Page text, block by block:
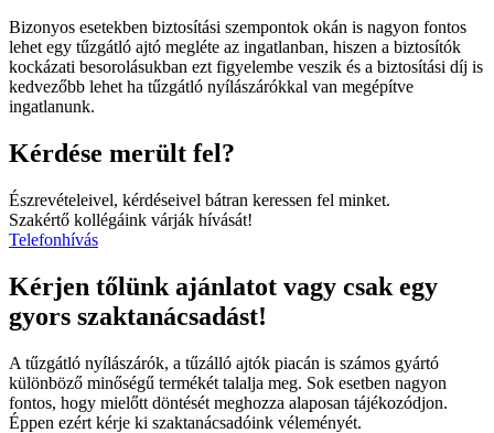
Bizonyos esetekben biztosítási szempontok okán is nagyon fontos
lehet egy tűzgátló ajtó megléte az ingatlanban, hiszen a biztosítók
kockázati besorolásukban ezt figyelembe veszik és a biztosítási díj is
kedvezőbb lehet ha tűzgátló nyílászárókkal van megépítve
ingatlanunk.
Kérdése merült fel?
Észrevételeivel, kérdéseivel bátran keressen fel minket.
Szakértő kollégáink várják hívását!
Telefonhívás
Kérjen tőlünk ajánlatot vagy csak egy
gyors szaktanácsadást!
A tűzgátló nyílászárók, a tűzálló ajtók piacán is számos gyártó
különböző minőségű termékét talalja meg. Sok esetben nagyon
fontos, hogy mielőtt döntését meghozza alaposan tájékozódjon.
Éppen ezért kérje ki szaktanácsadóink véleményét.